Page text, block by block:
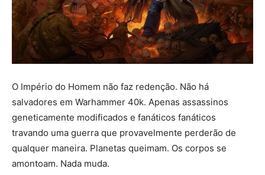
O Império do Homem não faz redenção. Não há
salvadores em Warhammer 40k. Apenas assassinos
geneticamente modificados e fanáticos fanáticos
travando uma guerra que provavelmente perderão de
qualquer maneira. Planetas queimam. Os corpos se
amontoam. Nada muda.